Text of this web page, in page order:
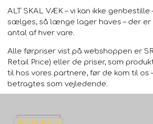
ALT SKAL VÆK – vi kan ikke
sælges, så længe lager haves – der
antal af hver vare.
Alle førpriser vist på webshoppen er
Retail Price) eller de priser, som
til hos vores partnere, før de kom til os
betragtes som vejledende.